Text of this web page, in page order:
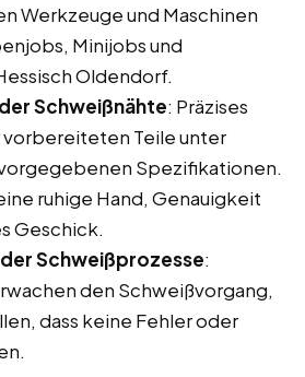
Werkzeuge und Maschinen
Minijobs und
Oldendorf.
Schweißnähte: Präzises
Teile unter
Spezifikationen.
ruhige Hand, Genauigkeit
Geschick.
Schweißprozesse:
den Schweißvorgang,
dass keine Fehler oder